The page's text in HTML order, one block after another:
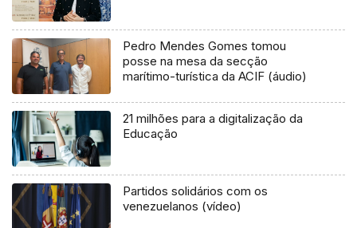
Pedro Mendes Gomes tomou
posse na mesa da secção
marítimo-turística da ACIF (áudio)
21 milhões para a digitalização da
Educação
Partidos solidários com os
venezuelanos (vídeo)